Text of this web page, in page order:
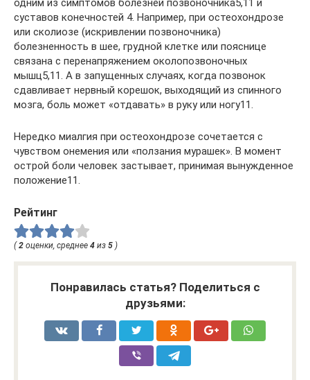
одним из симптомов болезней позвоночника5,11 и
суставов конечностей 4. Например, при остеохондрозе
или сколиозе (искривлении позвоночника)
болезненность в шее, грудной клетке или пояснице
связана с перенапряжением околопозвоночных
мышц5,11. А в запущенных случаях, когда позвонок
сдавливает нервный корешок, выходящий из спинного
мозга, боль может «отдавать» в руку или ногу11.
Нередко миалгия при остеохондрозе сочетается с
чувством онемения или «ползания мурашек». В момент
острой боли человек застывает, принимая вынужденное
положение11.
Рейтинг
( 2 оценки, среднее 4 из 5 )
Понравилась статья? Поделиться с
друзьями: